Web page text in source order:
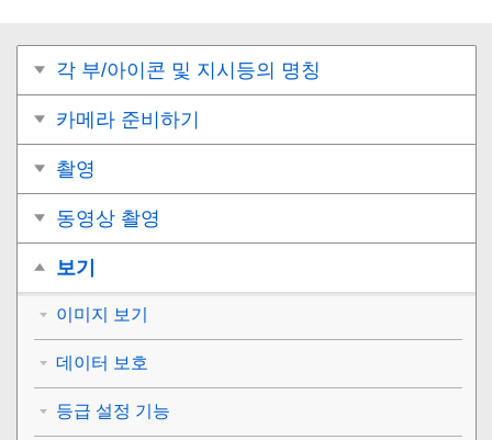
각 부/아이콘 및 지시등의 명칭
카메라 준비하기
촬영
동영상 촬영
보기
이미지 보기
데이터 보호
등급 설정 기능